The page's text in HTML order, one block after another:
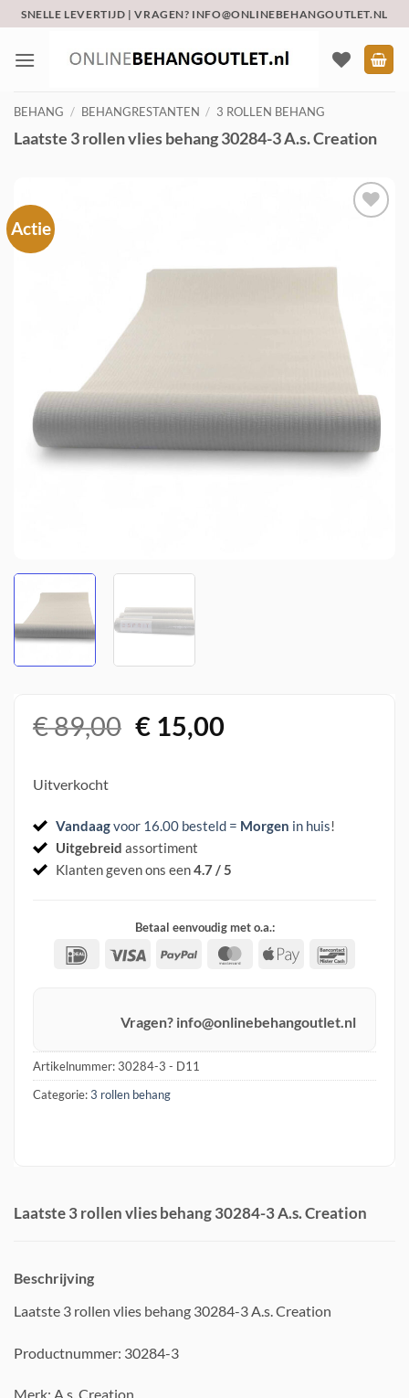
naar
inhoud
SNELLE LEVERTIJD | VRAGEN? INFO@ONLINEBEHANGOUTLET.NL
BEHANG / BEHANGRESTANTEN / 3 ROLLEN BEHANG
Laatste 3 rollen vlies behang 30284-3 A.s. Creation
Actie
verlanglijst
€89,00 Oorspronkelijke
€15,00Huidige
Uitverkocht
Vandaagvoor 16.00 besteld = Morgen in huis!
Uitgebreid assortiment
Klanten geven ons een4.7 / 5
Betaal eenvoudig met o.a.:
IDeal Visa PayPal MasterCard
Apple
Vragen? info@onlinebehangoutlet.nl
Artikelnummer:30284-3 - D11
Categorie:3 rollen behang
Laatste 3 rollen vlies behang 30284-3 A.s. Creation
Beschrijving
Laatste 3 rollen vlies behang 30284-3 A.s. Creation
Productnummer: 30284-3
Merk: A.s. Creation